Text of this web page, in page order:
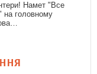
Намет "Все
на головному